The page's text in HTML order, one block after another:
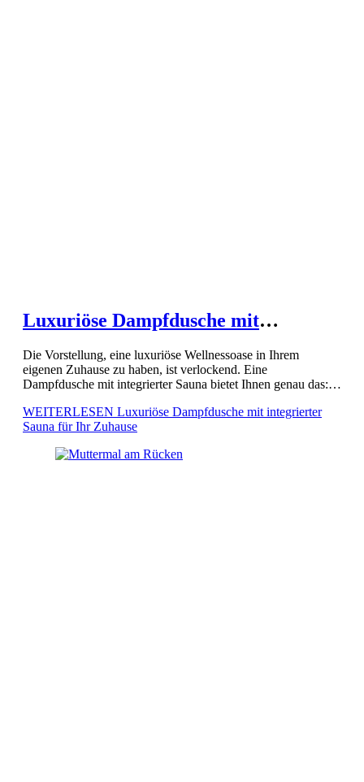
Luxuriöse Dampfdusche mit
Die Vorstellung, eine luxuriöse Wellnessoase in Ihrem
eigenen Zuhause zu haben, ist verlockend. Eine
Dampfdusche mit integrierter Sauna bietet Ihnen genau das:
direkt in Ihren vier Wänden. Dank der Kombination […]
WEITERLESEN Luxuriöse Dampfdusche mit integrierter
Sauna für Ihr Zuhause